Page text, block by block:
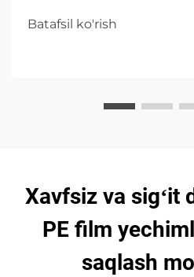
Batafsil ko'rish
Xavfsiz va sigʻit
PE film
saqlash